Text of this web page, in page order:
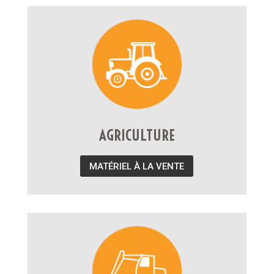
AGRICULTURE
MATÉRIEL À LA VENTE